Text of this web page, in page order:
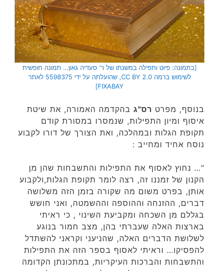
[בתמונה: פיוט ותפילה במשנתו של ר' סעדיה גאון… תמונה חופשית
לשימוש ברמה CC BY 2.0, שהועלתה על ידי 5598375 לאתר
FIXABAY]
בנוסף, מפרט רס"ג בהקדמה האמורה, את שיטת
איסוף ומיון התפילות, שנמסרו במסורת קודם
תקופת הגלות ובמהלכה, ואת הצורך של דורו לקבוע
נוסח אחיד ומחייב :
"… נחוץ לאסוף את התפילות והתשבחות שהן מן
הקנון של זמננו זה, רצה לומר תקופת הגלות,ולקבוע
אותן, בפרט משום מה שקורה בזמן הזה משלושה
דברים, ההזנחה וההוספה וההשמטה, ואני חושש
בגללם מן השכחה ומקביעת השינוי , כי ראיתי
בארצות האלה שעברתי בהן, מצב חמור בנוגע
לשלושת הדברים האלה, שהניעני וקראני להשתדל
להפסיקו… וראיתי לאסוף בספר הזה את התפילות
והתשבחות והברכות העיקריות, במתכונתן הקדומה